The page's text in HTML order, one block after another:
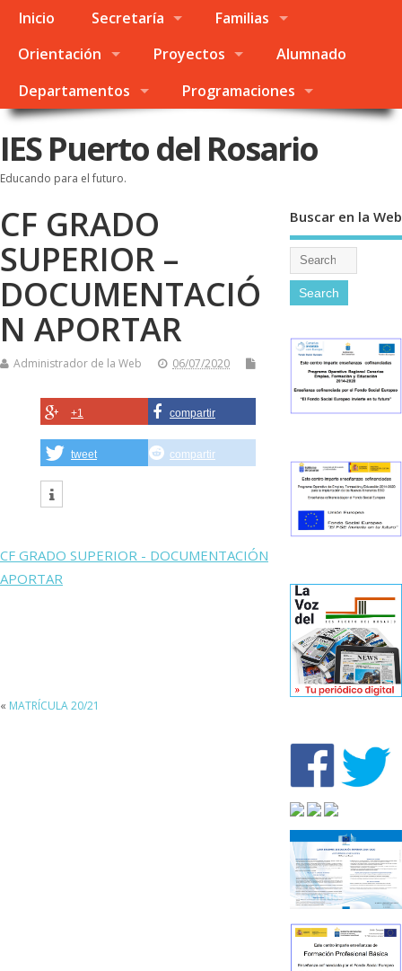
Inicio Secretaría
Familias
Orientación
Proyectos
Alumnado
Departamentos
Programaciones
IES Puerto del Rosario
Educando para el futuro.
CF GRADO
SUPERIOR –
DOCUMENTACIÓ
N APORTAR
Administrador de la Web 06/07/2020
+1 compartir
tweet compartir
CF GRADO SUPERIOR - DOCUMENTACIÓN
APORTAR
« MATRÍCULA 20/21
Buscar en la Web